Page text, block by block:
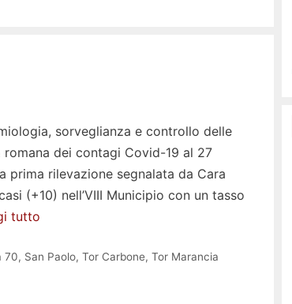
sorveglianza e controllo delle
dei contagi Covid-19 al 27
rilevazione segnalata da Cara
(+10) nell’VIII Municipio con un tasso
tutto
70, San Paolo, Tor Carbone, Tor Marancia